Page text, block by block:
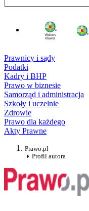
Prawnicy i sądy
Podatki
Kadry i BHP
Prawo w biznesie
Samorząd i administracja
Szkoły i uczelnie
Zdrowie
Prawo dla każdego
Akty Prawne
Prawo.pl
Profil autora